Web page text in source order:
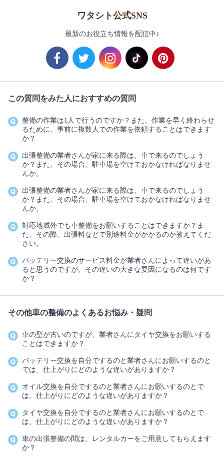
ワタシト公式SNS
最新のお役立ち情報を配信中♪
この質問をみた人におすすめの質問
整備の作業は1人で行うのですか？また、作業を早く終わらせ
るために、事前に複数人での作業を依頼することはできます
か？
出張整備の業者さんが家に来る際は、車で来るのでしょう
か？また、その場合、駐車場を空けておかなければなりませ
んか。
出張整備の業者さんが家に来る際は、車で来るのでしょう
か？また、その場合、駐車場を空けておかなければなりませ
んか。
対応地域外でも車整備をお願いすることはできますか？ま
た、その際、出張料などで別途料金がかかるのか教えてくだ
さい。
バッテリー交換のサービス料金が業者さんによって違いがあ
ると思うのですが、その違いの大きな要因になるのは何です
か？
その他車の整備のよくあるお悩み・疑問
車の型が古いのですが、業者さんにタイヤ交換をお願いする
ことはできますか？
バッテリー交換を自分でするのと業者さんにお願いするのと
では、仕上がりにどのような違いがありますか？
オイル交換を自分でするのと業者さんにお願いするのとで
は、仕上がりにどのような違いがありますか？
タイヤ交換を自分でするのと業者さんにお願いするのとで
は、仕上がりにどのような違いがありますか？
車の出張整備の間は、レンタルカーをご用意してもらえます
か？